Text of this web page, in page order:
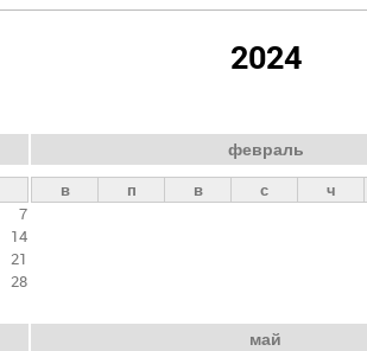
2024
7
14
21
28
февраль
в п в с ч
май